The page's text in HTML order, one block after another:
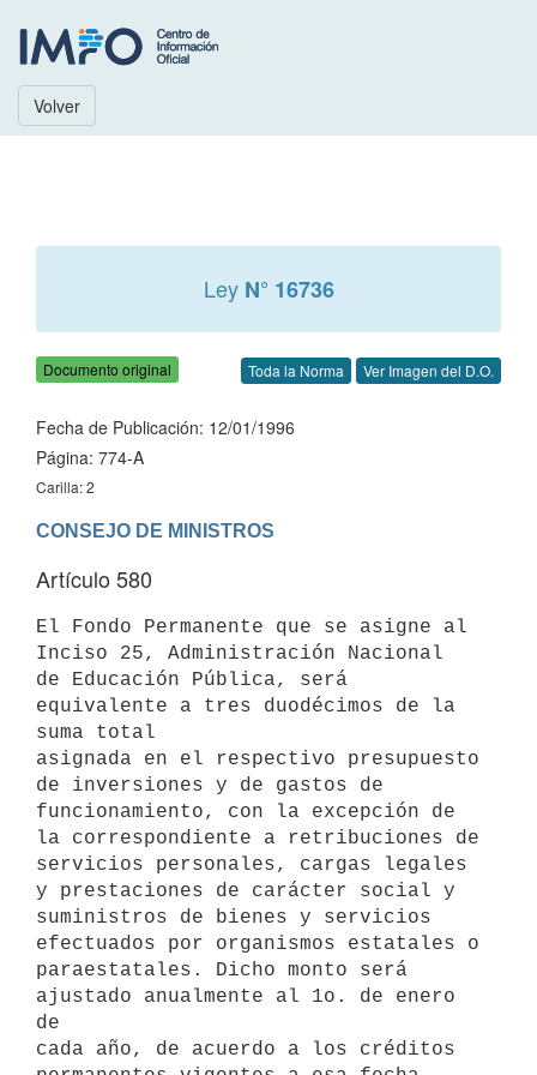
Volver
Ley N° 16736
Documento original Toda la Norma Ver Imagen del D.O.
Fecha de Publicación: 12/01/1996
Página: 774-A
Carilla: 2
Artículo 580
El Fondo Permanente que se asigne al
Inciso 25, Administración Nacional
de Educación Pública, será
equivalente a tres duodécimos de la
suma total
asignada en el respectivo presupuesto
de inversiones y de gastos de
funcionamiento, con la excepción de
la correspondiente a retribuciones de
servicios personales, cargas legales
y prestaciones de carácter social y
suministros de bienes y servicios
efectuados por organismos estatales o
paraestatales. Dicho monto será
ajustado anualmente al 1o. de enero
de
cada año, de acuerdo a los créditos